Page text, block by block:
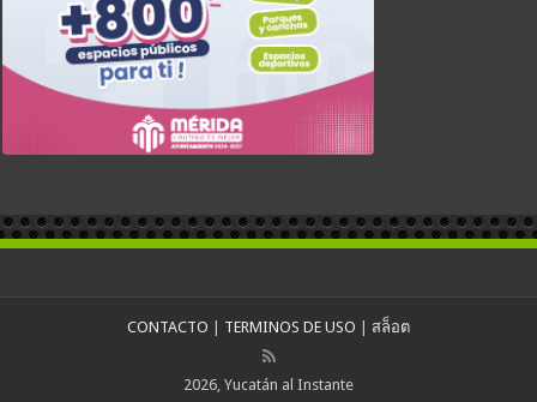
CONTACTO TERMINOS DE USO สล็อต
2026, Yucatán al Instante